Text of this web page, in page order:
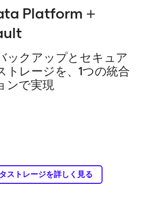
Platform＋
ックアップとセキュア
トレージを、1つの統合
ンで実現
ストレージを詳しく見る